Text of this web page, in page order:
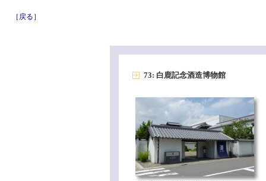
［戻る］
73: 白鹿記念酒造博物館